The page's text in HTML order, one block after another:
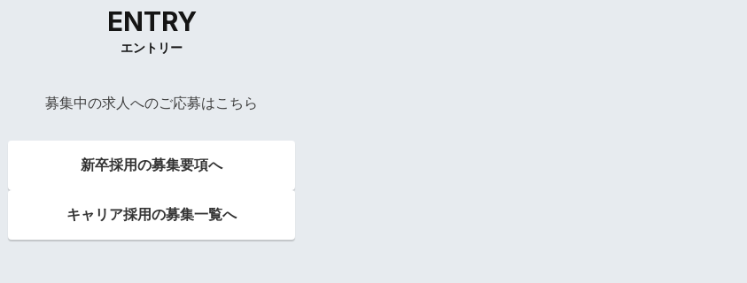
ENTRY
エントリー
募集中の求人へのご応募はこちら
新卒採用の募集要項へ
キャリア採用の募集一覧へ